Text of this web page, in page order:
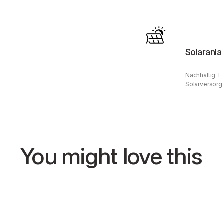
Nachhaltig.
You might love this